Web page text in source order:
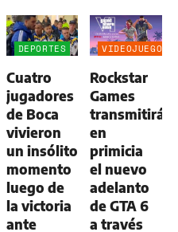
DEPORTES
Cuatro
jugadores
de Boca
vivieron
un insólito
momento
luego de
la victoria
ante
VIDEOJUEGOS
Rockstar
Games
transmitirá
en
primicia
el nuevo
adelanto
de GTA 6
a través